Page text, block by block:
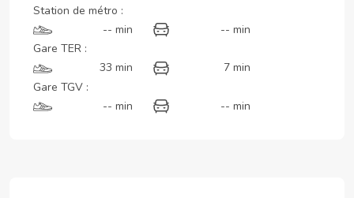
Station de métro :
-- min
-- min
Gare TER :
33 min
7 min
Gare TGV :
-- min
-- min